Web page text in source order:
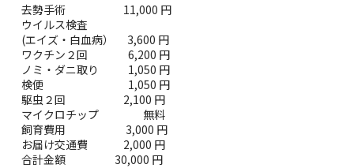
去勢手術 11,000 円
ウイルス検査
(エイズ・白血病） 3,600 円
ワクチン２回 6,200 円
ノミ・ダニ取り 1,050 円
検便 1,050 円
駆虫２回 2,100 円
マイクロチップ 無料
飼育費用 3,000 円
お届け交通費 2,000 円
合計金額 30,000 円